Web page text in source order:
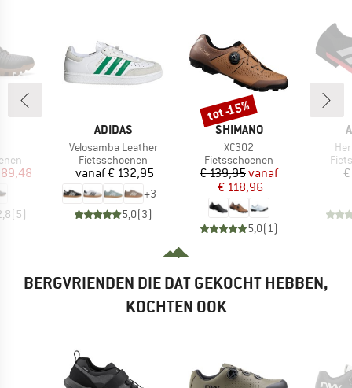
prijs
( 5)
MERK
ADIDAS
Artikel
Velosamba Leather
Productgroep
Fietsschoenen
Prijs
vanaf€ 132,95
+3
5,0(3)
MERK
SHIMANO
Artikel
XC302
Productgroep
Fietsschoenen
Prijs
€ 139,95Verlaagde prijs
vanaf
€ 118,96
5,0( 1)
Korting
tot -15%
BERGVRIENDEN DIE DAT GEKOCHT HEBBEN,
KOCHTEN OOK